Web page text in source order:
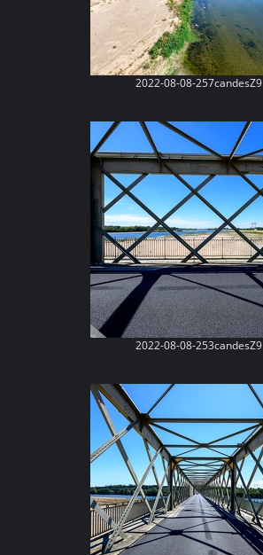
2022-08-08-257candesZ9
2022-08-08-253candesZ9